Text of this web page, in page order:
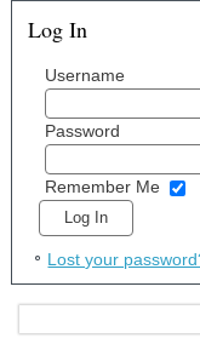
Log In
Username
Password
Remember Me
Lost your